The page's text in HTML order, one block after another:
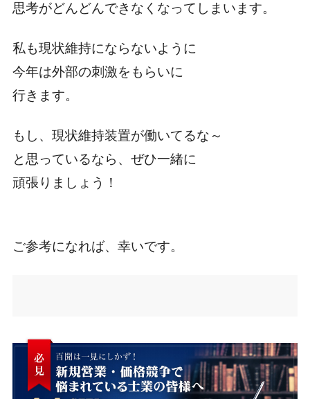
思考がどんどんできなくなってしまいます。
私も現状維持にならないように
今年は外部の刺激をもらいに
行きます。
もし、現状維持装置が働いてるな～
と思っているなら、ぜひ一緒に
頑張りましょう！
ご参考になれば、幸いです。